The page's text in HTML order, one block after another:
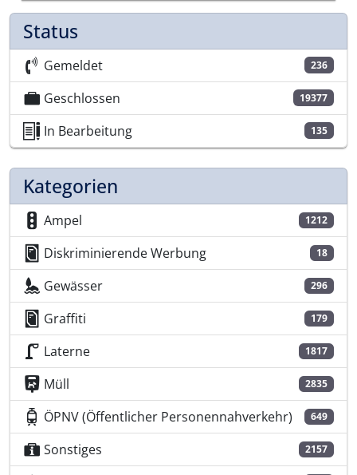
Status
Gemeldet 236
Geschlossen 19377
In Bearbeitung 135
Kategorien
Ampel 1212
Diskriminierende Werbung 18
Gewässer 296
Graffiti 179
Laterne 1817
Müll 2835
ÖPNV (Öffentlicher Personennahverkehr) 649
Sonstiges 2157